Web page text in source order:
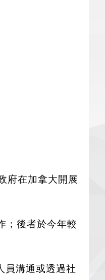
府在加拿大開展
；後者於今年較
員溝通或透過社